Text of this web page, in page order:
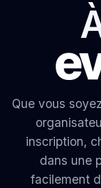
Que vous
inscription,
dans une
facilement